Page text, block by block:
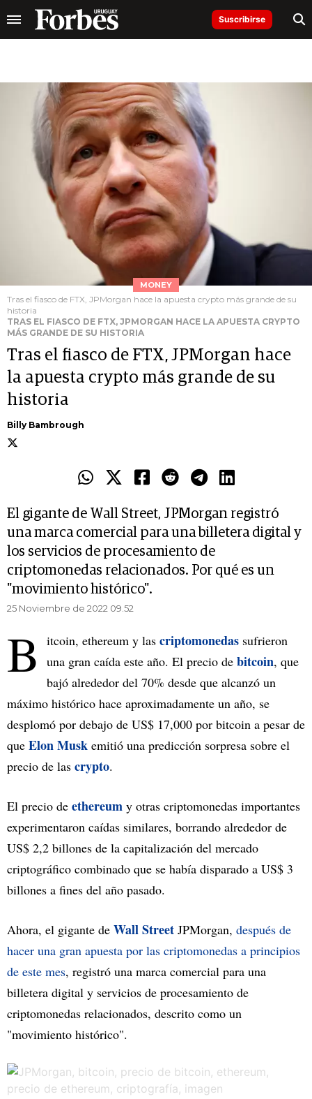
Suscribirse
MONEY
Tras el fiasco de FTX, JPMorgan hace la apuesta crypto más grande de su
historia
TRAS EL FIASCO DE FTX, JPMORGAN HACE LA APUESTA CRYPTO
MÁS GRANDE DE SU HISTORIA
Tras el fiasco de FTX, JPMorgan hace
la apuesta crypto más grande de su
historia
Billy Bambrough
El gigante de Wall Street, JPMorgan registró
una marca comercial para una billetera digital y
los servicios de procesamiento de
criptomonedas relacionados. Por qué es un
"movimiento histórico".
25 Noviembre de 2022 09.52
B itcoin, ethereum y las criptomonedas sufrieron
una gran caída este año. El precio de bitcoin, que
bajó alrededor del 70% desde que alcanzó un
máximo histórico hace aproximadamente un año, se
desplomó por debajo de US$ 17,000 por bitcoin a pesar de
que Elon Musk emitió una predicción sorpresa sobre el
precio de las crypto.
El precio de ethereum y otras criptomonedas importantes
experimentaron caídas similares, borrando alrededor de
US$ 2,2 billones de la capitalización del mercado
criptográfico combinado que se había disparado a US$ 3
billones a fines del año pasado.
Ahora, el gigante de Wall Street JPMorgan, después de
hacer una gran apuesta por las criptomonedas a principios
de este mes, registró una marca comercial para una
billetera digital y servicios de procesamiento de
criptomonedas relacionados, descrito como un
"movimiento histórico".